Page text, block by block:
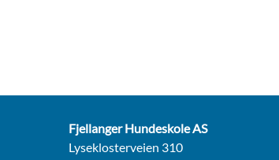
Fjellanger Hundeskole AS
Lyseklosterveien 310